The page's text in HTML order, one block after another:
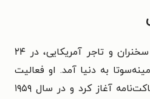
هاروی مک کی، نویسنده، سخنران و تاجر آمریکایی، در ۲۴
پالِ مینه‌سوتا به دنیا آمد. او فعالیت
حرفه‌ای خود را با فروش پاکت‌نامه آغاز کرد و در سال ۱۹۵۹